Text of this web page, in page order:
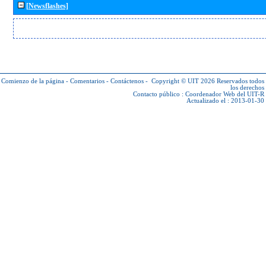
[Newsflashes]
Comienzo de la página - Comentarios - Contáctenos - Copyright © UIT 2026 Reservados todos
los derechos
Contacto público : Coordenador Web del UIT-R
Actualizado el : 2013-01-30